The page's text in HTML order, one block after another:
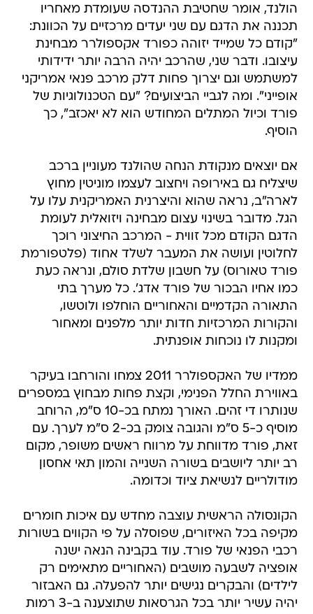
הולנד, אומר שחטיבת ההנדסה שעומדת מאחריו
תכננה את הדגם עם שני יעדים מרכזיים על הכוונת:
"קודם כל שמייד יזוהה כפורד אקספולרר מבחינת
עיצובו. ודבר שני, שהרכב יהיה הרבה יותר ידידותי
למשתמש וגם יצרוך פחות דלק מרכב פנאי אמריקני
אופייני". ומה לגביי הביצועים? "עם הטכנולוגיות של
פורד וכיול המתלים המחודש הוא לא יאכזב", כך
הוסיף.
אם יוצאים מנקודת הנחה שהולנד מעוניין ברכב
שיצליח גם באירופה ויחצוב לעצמו מוניטין מחוץ
לארה"ב, נראה שהוא והיצרנית האמריקנית עלו על
הגל. מדובר בשינוי עצום מבחינה ויזואלית לעומת
הדגם הקודם מכל זווית - המרכב החיצוני רוכך
לחלוטין ועושה את המעבר לשלד אחוד (פלטפורמת
פורד טאורוס) על חשבון שלדת סולם, ונראה כעת
כמו אחיו הבכור של פורד אדג'. כל מערך בתי
התאורה הקדמיים והאחוריים הוחלפו ולוטשו,
והקורות המרכזיות חדות יותר מלפנים ומאחור
ומקנות לו נוכחות אופנתית.
ממדיו של האקספולרר 2011 צמחו והורחבו בעיקר
באווירת החלל הפנימי, וקצת פחות מבחוץ במספרים
שנותרו די זהים. האורך נמתח בכ-10 ס"מ, הרוחב
מוסיף כ-5 ס"מ והגובה צומק בכ-2 ס"מ לערך. עם
זאת, פורד מדווחת על מרווח ראשים משופר, מקום
רב יותר ליושבים בשורה השנייה והמון תאי אחסון
מודולריים לנשיאת ציוד וכדומה.
הקונסולה הראשית עוצבה מחדש עם איכות חומרים
מקיפה בכל האיזורים, שפוסלה על פי הקווים בשורות
רכבי הפנאי של פורד. עוד בקבינה הנאה ישנה
אופציה לשבעה מושבים (האחוריים מתאימים רק
לילדים) והבקרים נגישים יותר להפעלה. גם האבזור
יהיה עשיר יותר בכל הגרסאות שתוצענה ב-3 רמות